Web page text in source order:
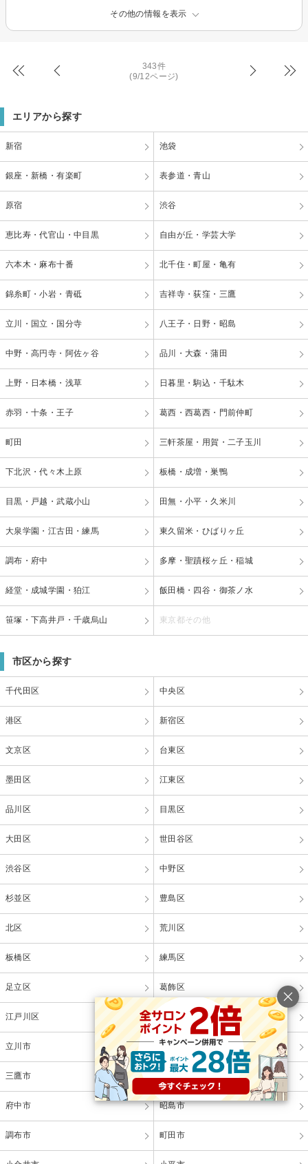
その他の情報を表示
343件
(9/12ページ)
エリアから探す
新宿 池袋
銀座・新橋・有楽町 表参道・青山
原宿 渋谷
恵比寿・代官山・中目黒 自由が丘・学芸大学
六本木・麻布十番 北千住・町屋・亀有
錦糸町・小岩・青砥 吉祥寺・荻窪・三鷹
立川・国立・国分寺 八王子・日野・昭島
中野・高円寺・阿佐ヶ谷 品川・大森・蒲田
上野・日本橋・浅草 日暮里・駒込・千駄木
赤羽・十条・王子 葛西・西葛西・門前仲町
町田 三軒茶屋・用賀・二子玉川
下北沢・代々木上原 板橋・成増・巣鴨
目黒・戸越・武蔵小山 田無・小平・久米川
大泉学園・江古田・練馬 東久留米・ひばりヶ丘
調布・府中 多摩・聖蹟桜ヶ丘・稲城
経堂・成城学園・狛江 飯田橋・四谷・御茶ノ水
笹塚・下高井戸・千歳烏山 東京都その他
市区から探す
千代田区 中央区
港区 新宿区
文京区 台東区
墨田区 江東区
品川区 目黒区
大田区 世田谷区
渋谷区 中野区
杉並区 豊島区
北区 荒川区
板橋区 練馬区
足立区 葛飾区
江戸川区 八王子市
立川市 武蔵野市
三鷹市 青梅市
府中市 昭島市
調布市 町田市